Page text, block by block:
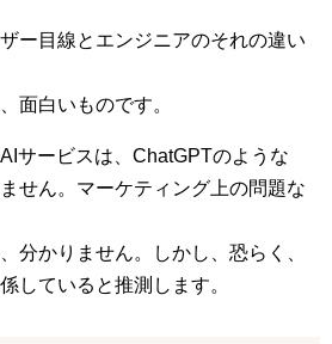
ー目線とエンジニアのそれの違い
面白いものです。
サービスは、ChatGPTのような
せん。マーケティング上の問題な
分かりません。しかし、恐らく、
していると推測します。